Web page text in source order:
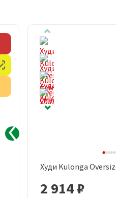
Честный знак
Худи Kulonga
2 914 ₽